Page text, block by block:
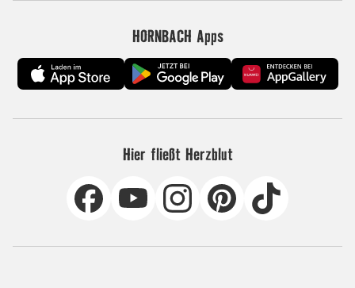
HORNBACH Apps
Hier fließt Herzblut